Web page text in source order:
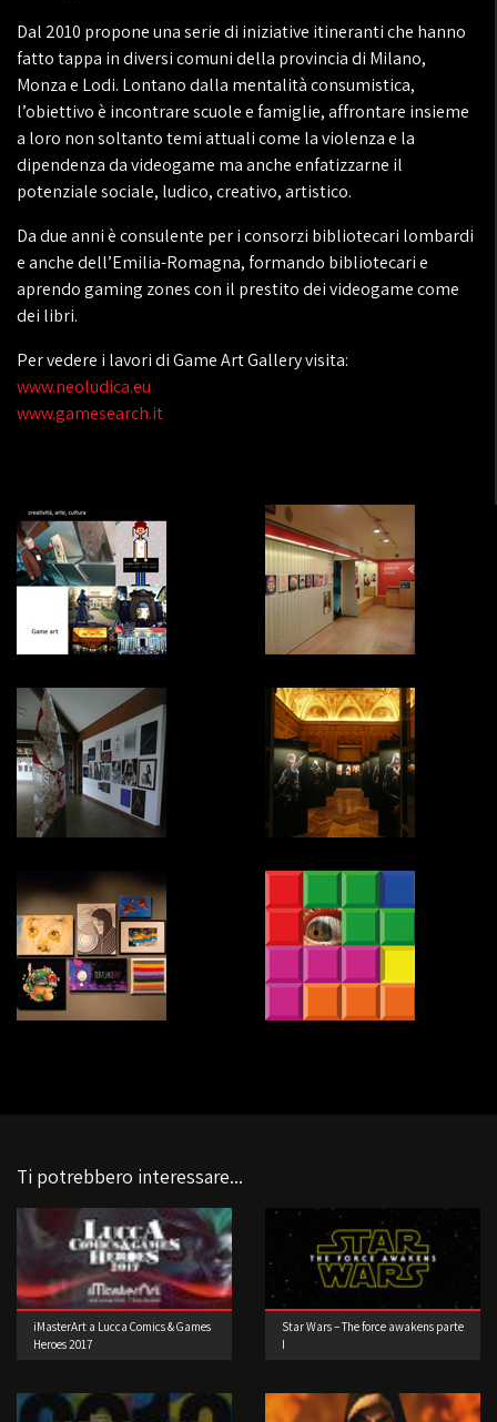
Dal 2010 propone una serie di iniziative itineranti che hanno
fatto tappa in diversi comuni della provincia di Milano,
Monza e Lodi. Lontano dalla mentalità consumistica,
l’obiettivo è incontrare scuole e famiglie, affrontare insieme
a loro non soltanto temi attuali come la violenza e la
dipendenza da videogame ma anche enfatizzarne il
potenziale sociale, ludico, creativo, artistico.
Da due anni è consulente per i consorzi bibliotecari lombardi
e anche dell’Emilia-Romagna, formando bibliotecari e
aprendo gaming zones con il prestito dei videogame come
dei libri.
Per vedere i lavori di Game Art Gallery visita:
www.neoludica.eu
www.gamesearch.it
Ti potrebbero interessare...
iMasterArt a Lucca Comics & Games
Heroes 2017
Star Wars – The force awakens parte
I